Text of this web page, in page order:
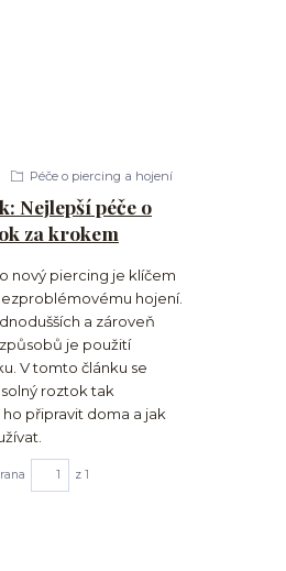
Nejlepší péče o
za krokem
Péče o piercing a hojení
nový piercing je klíčem
hojení.
a zároveň
je použití
V tomto článku se
roztok tak
ho připravit doma a jak
z 1